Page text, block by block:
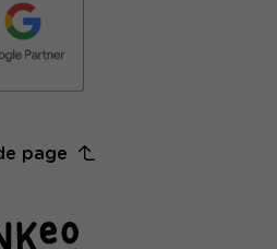
page